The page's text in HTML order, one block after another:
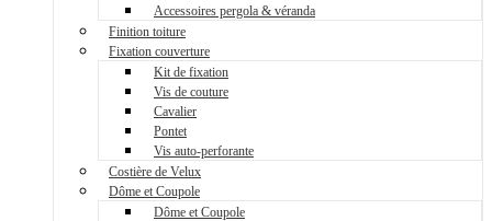
Accessoires pergola & véranda
Finition toiture
Fixation couverture
Kit de fixation
Vis de couture
Cavalier
Pontet
Vis auto-perforante
Costière de Velux
Dôme et Coupole
Dôme et Coupole